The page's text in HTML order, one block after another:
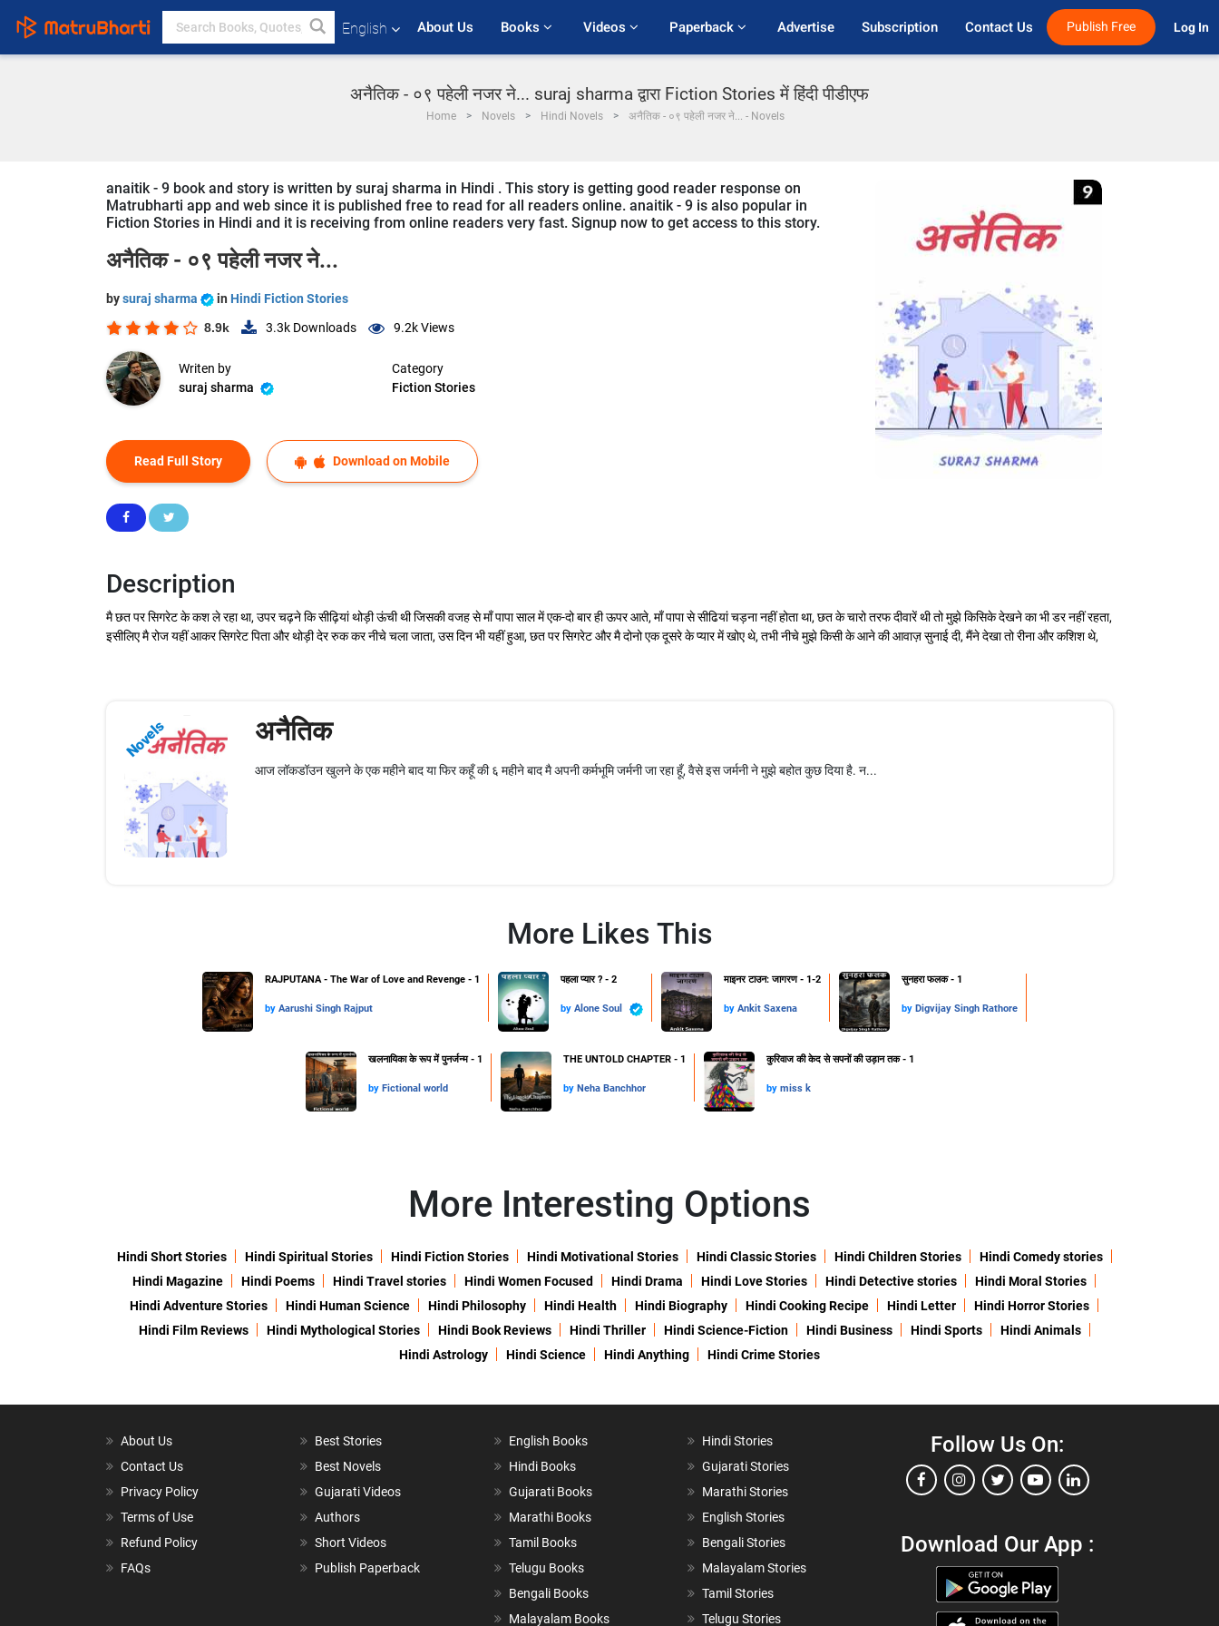
English About Us Books Videos Paperback Advertise Subscription Contact Us Publish Free Log In
अनैतिक - ०९ पहेली नजर ने... suraj sharma द्वारा Fiction Stories में हिंदी पीडीएफ
Home Novels Hindi Novels अनैतिक - ०९ पहेली नजर ने... - Novels
anaitik - 9 book and story is written by suraj sharma in Hindi . This story is getting good reader response on
Matrubharti app and web since it is published free to read for all readers online. anaitik - 9 is also popular in
Fiction Stories in Hindi and it is receiving from online readers very fast. Signup now to get access to this story.
अनैतिक - ०९ पहेली नजर ने...
bysuraj sharma in Hindi Fiction Stories
8.9k 3.3k Downloads 9.2kViews
Writen by
suraj sharma
Category
Fiction Stories
Read Full Story Download on Mobile
Description
मै छत पर सिगरेट के कश ले रहा था, उपर चढ़ने कि सीढ़ियां थोड़ी ऊंची थी जिसकी वजह से माँ पापा साल में एक-दो बार ही ऊपर आते, माँ पापा से सीढियां चड़ना नहीं होता था, छत के चारो तरफ दीवारें थी तो मुझे किसिके देखने का भी डर नहीं रहता,
इसीलिए मै रोज यहीं आकर सिगरेट पिता और थोड़ी देर रुक कर नीचे चला जाता, उस दिन भी यहीं हुआ, छत पर सिगरेट और मै दोनो एक दूसरे के प्यार में खोए थे, तभी नीचे मुझे किसी के आने की आवाज़ सुनाई दी, मैंने देखा तो रीना और कशिश थे,
Novels अनैतिक
आज लॉकडॉउन खुलने के एक महीने बाद या फिर कहूँ की ६ महीने बाद मै अपनी कर्मभूमि जर्मनी जा रहा हूँ, वैसे इस जर्मनी ने मुझे बहोत कुछ दिया है. न...
More Likes This
RAJPUTANA - The War of Love and Revenge - 1
by Aarushi Singh Rajput
पहला प्यार ? - 2
by Alone Soul
माइनर टाउन: जागरण - 1-2
by Ankit Saxena
सुनहरा फलक - 1
by Digvijay Singh Rathore
खलनायिका के रूप में पुनर्जन्म - 1
by Fictional world
THE UNTOLD CHAPTER - 1
by Neha Banchhor
कुरिवाज की केद से सपनों की उड़ान तक - 1
by miss k
More Interesting Options
Hindi Short Stories Hindi Spiritual Stories Hindi Fiction Stories Hindi Motivational Stories Hindi Classic Stories Hindi Children Stories
Hindi Comedy stories
Hindi Magazine
Hindi Poems Hindi Travel stories Hindi Women Focused Hindi Drama Hindi Love Stories Hindi Detective stories
Hindi Moral Stories
Hindi Adventure Stories
Hindi Human Science Hindi Philosophy Hindi Health Hindi Biography Hindi Cooking Recipe Hindi Letter
Hindi Horror Stories
Hindi Film Reviews
Hindi Mythological Stories Hindi Book Reviews Hindi Thriller Hindi Science-Fiction Hindi Business Hindi Sports
Hindi Animals
Hindi Astrology
Hindi Science Hindi Anything Hindi Crime Stories
About Us
Contact Us
Privacy Policy
Terms of Use
Refund Policy
FAQs
Best Stories
Best Novels
Gujarati Videos
Authors
Short Videos
Publish Paperback
English Books
Hindi Books
Gujarati Books
Marathi Books
Tamil Books
Telugu Books
Bengali Books
Malayalam Books
Hindi Stories
Gujarati Stories
Marathi Stories
English Stories
Bengali Stories
Malayalam Stories
Tamil Stories
Telugu Stories
Follow Us On:
Download Our App :